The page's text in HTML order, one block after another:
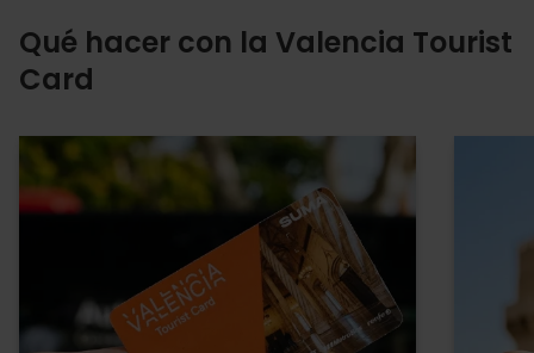
Qué hacer con la Valencia Tourist
Card